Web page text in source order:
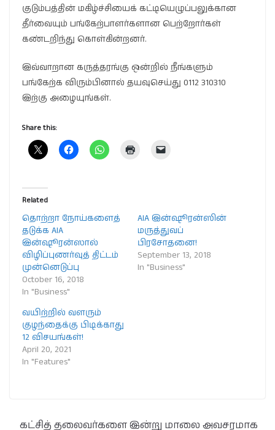
குடும்பத்தின் மகிழ்ச்சியைக் கட்டியெழுப்பலுக்கான
தீர்வையும் பங்கேற்பாளர்களான பெற்றோர்கள்
கண்டறிந்து கொள்கின்றனர்.
இவ்வாறான கருத்தரங்கு ஒன்றில் நீங்களும்
பங்கேற்க விரும்பினால் தயவுசெய்து 0112 310310
இற்கு அழையுங்கள்.
Share this:
Related
தொற்றா நோய்களைத்
தடுக்க AIA
இன்ஷூரன்ஸால்
விழிப்புணர்வுத் திட்டம்
முன்னெடுப்பு
October 16, 2018
In "Business"
AIA இன்ஷூரன்ஸின்
மருத்துவப்
பிரசோதனை!
September 13, 2018
In "Business"
வயிற்றில் வளரும்
குழந்தைக்கு பிடிக்காது
12 விசயங்கள்!
April 20, 2021
In "Features"
கட்சித் தலைவர்களை இன்று மாலை அவசரமாக